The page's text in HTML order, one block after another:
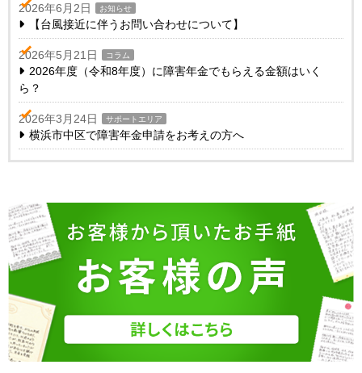
2026年6月2日 お知らせ
【台風接近に伴うお問い合わせについて】
2026年5月21日 コラム
2026年度（令和8年度）に障害年金でもらえる金額はいく
ら？
2026年3月24日 サポートエリア
横浜市中区で障害年金申請をお考えの方へ